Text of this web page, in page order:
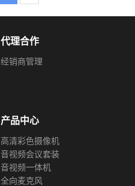
代理合作
经销商管理
产品中心
高清彩色摄像机
音视频会议套装
音视频一体机
全向麦克风